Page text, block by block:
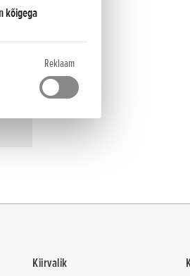
teavet.
kõigega
Reklaam
Kiirvalik